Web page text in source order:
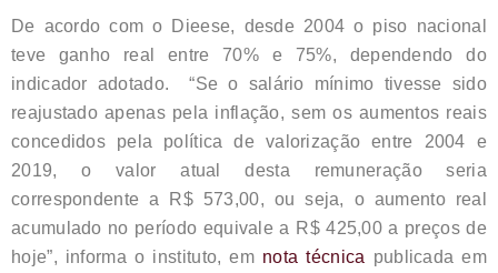
De acordo com o Dieese, desde 2004 o piso nacional
teve ganho real entre 70% e 75%, dependendo do
indicador adotado. “Se o salário mínimo tivesse sido
reajustado apenas pela inflação, sem os aumentos reais
concedidos pela política de valorização entre 2004 e
2019, o valor atual desta remuneração seria
correspondente a R$ 573,00, ou seja, o aumento real
acumulado no período equivale a R$ 425,00 a preços de
hoje”, informa o instituto, em nota técnica publicada em